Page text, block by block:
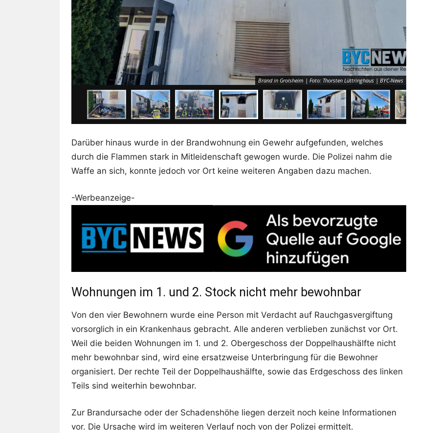
Brand in Grolsheim | Foto: Thorsten Lüttringhaus | BYC-News
Darüber hinaus wurde in der Brandwohnung ein Gewehr aufgefunden, welches
durch die Flammen stark in Mitleidenschaft gewogen wurde. Die Polizei nahm die
Waffe an sich, konnte jedoch vor Ort keine weiteren Angaben dazu machen.
-Werbeanzeige-
Wohnungen im 1. und 2. Stock nicht mehr bewohnbar
Von den vier Bewohnern wurde eine Person mit Verdacht auf Rauchgasvergiftung
vorsorglich in ein Krankenhaus gebracht. Alle anderen verblieben zunächst vor Ort.
Weil die beiden Wohnungen im 1. und 2. Obergeschoss der Doppelhaushälfte nicht
mehr bewohnbar sind, wird eine ersatzweise Unterbringung für die Bewohner
organisiert. Der rechte Teil der Doppelhaushälfte, sowie das Erdgeschoss des linken
Teils sind weiterhin bewohnbar.
Zur Brandursache oder der Schadenshöhe liegen derzeit noch keine Informationen
vor. Die Ursache wird im weiteren Verlauf noch von der Polizei ermittelt.